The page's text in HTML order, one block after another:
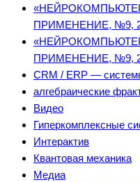
ПРИМЕНЕНИЕ, №9,
ПРИМЕНЕНИЕ, №9,
CRM / ERP —
алгебраические
Видео
Гиперкомплексные
Интерактив
Квантовая механика
Медиа